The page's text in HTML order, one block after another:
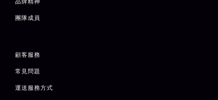
團隊成員
顧客服務
常見問題
運送服務方式